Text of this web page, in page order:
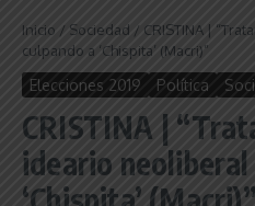
Inicio / Sociedad / CRISTINA |
culpando a ‘Chispita’ (Macri)”
Elecciones 2019 Política
CRISTINA |
ideario neoliberal